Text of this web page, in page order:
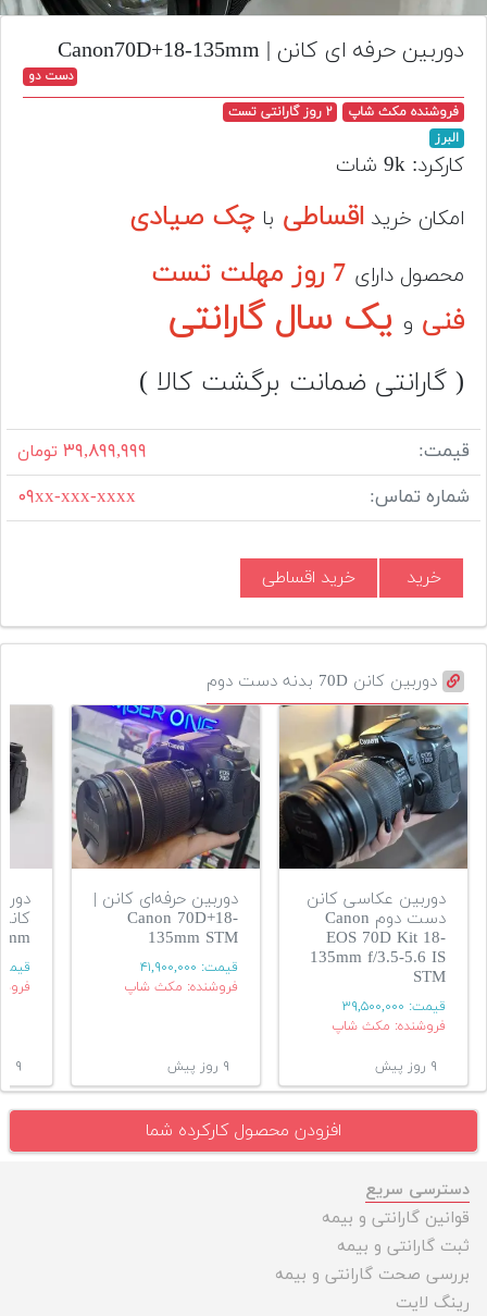
تجهیزات
مکث
افزودن
محصول
دست
قیمت
دوربین حرفه ای کانن | Canon70D+18-135mm
دست دو
فروشنده مکث شاپ
۲ روز گارانتی تست
البرز
کارکرد: 9k شات
امکان خرید اقساطی با چک صیادی
محصول دارای
7 روز مهلت تست
فنی و یک سال گارانتی
( گارانتی ضمانت برگشت کالا )
قیمت: ۳۹,۸۹۹,۹۹۹ تومان
شماره تماس: ۰۹xx-xxx-xxxx
خرید خرید اقساطی
دوربین کانن 70D بدنه دست دوم
دوربین عکاسی کانن
دست دوم Canon
EOS 70D Kit 18-
135mm f/3.5-5.6 IS
STM
قیمت: ۳۹,۵۰۰,۰۰۰
فروشنده: مکث شاپ
۹ روز پیش
دوربین حرفه‌ای کانن |
Canon 70D+18-
135mm STM
قیمت: ۴۱,۹۰۰,۰۰۰
فروشنده: مکث شاپ
۹ روز پیش ۹ روز پیش
افزودن محصول کارکرده شما
دسترسی سریع
قوانین گارانتی و بیمه
ثبت گارانتی و بیمه
بررسی صحت گارانتی و بیمه
رینگ لایت